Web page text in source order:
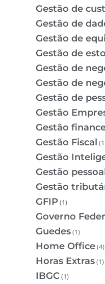
Gestão de
Gestão de
Gestão de
Gestão de
Gestão de
Gestão de
Gestão de
Gestão
Gestão
Gestão Fiscal
Gestão
Gestão
Gestão
GFIP(1)
Governo
Guedes(1)
Home Office(4)
Horas Extras(1)
IBGC(1)